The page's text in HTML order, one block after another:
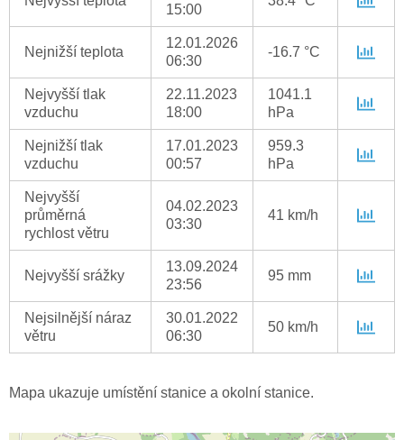
15:00
Nejnižší teplota
12.01.2026
06:30
-16.7 °C
Nejvyšší tlak
vzduchu
22.11.2023
18:00
1041.1
hPa
Nejnižší tlak
vzduchu
17.01.2023
00:57
959.3
hPa
Nejvyšší
průměrná
rychlost větru
04.02.2023
03:30
41 km/h
Nejvyšší srážky
13.09.2024
23:56
95 mm
Nejsilnější náraz
větru
30.01.2022
06:30
50 km/h
Mapa ukazuje umístění stanice a okolní stanice.